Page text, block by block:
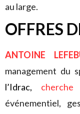
au large.
OFFRES
ANTOINE
management du
l’Idrac, cherche
événementiel,